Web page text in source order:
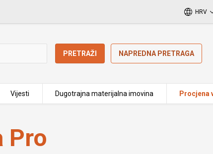
HRV
PRETRAŽI NAPREDNA PRETRAGA
Vijesti Dugotrajna materijalna imovina Procjena
Pro